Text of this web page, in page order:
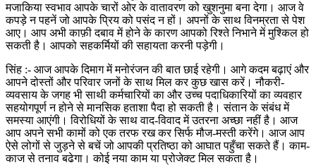
मजाकिया स्वभाव आपके चारों ओर के वातावरण को खुशनुमा बना देगा। आज वे
कपड़े न पहनें जो आपके प्रिय को पसंद न हों। अपनों के साथ विनम्रता से पेश
आए। आप अभी काफ़ी दबाव में होने के कारण आपको रिश्ते निभाने में मुश्किल हो
सकती है। आपको सहकर्मियों की सहायता करनी पड़ेगी।
सिंह :- आज आपके दिमाग में मनोरंजन की बात छाई रहेगी। आगे कदम बढ़ाएं और
आपने दोस्तों और परिवार जनों के साथ मिल कर कुछ खास करें। नौकरी-
व्यवसाय के जगह भी साथी कर्मचारियों का और उच्च पदाधिकारियों का व्यवहार
सहयोगपूर्ण न होने से मानसिक हताशा पैदा हो सकती है। संतान के संबंध में
समस्या आएंगी। विरोधियों के साथ वाद-विवाद में उतरना अच्छा नहीं है। आज
आप अपने सभी कामों को एक तरफ रख कर सिर्फ मौज-मस्ती करेंगे। आज आप
ऐसे लोगों से जुड़ने से बचें जो आपकी प्रतिष्ठा को आघात पहुँचा सकते हैं। काम-
काज से तनाव बढेगा। कोई नया काम या प्रोजेक्ट मिल सकता है।